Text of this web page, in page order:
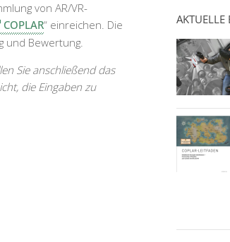
von AR/VR-
COPLAR“ einreichen. Die
und Bewertung.
Sie anschließend das
die Eingaben zu
AKTUELLE